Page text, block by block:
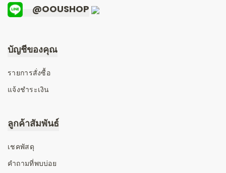
@OOUSHOP
บัญชีของคุณ
รายการสั่งซื้อ
แจ้งชำระเงิน
ลูกค้าสัมพันธ์
เชคพัสดุ
คำถามที่พบบ่อย